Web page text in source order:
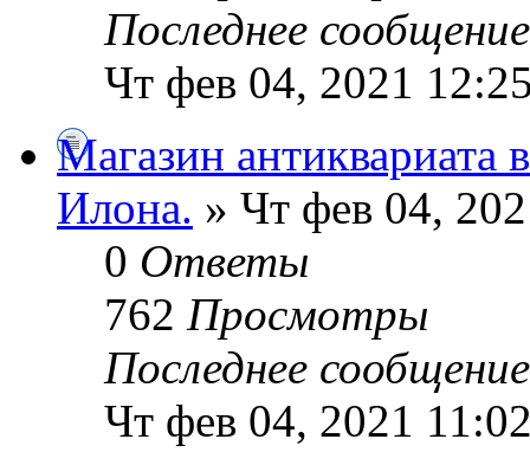
Последнее
Чт фев 04, 2021
Магазин антиквариата
Илoна. » Чт фев 04,
0 Ответы
762 Просмотры
Последнее
Чт фев 04, 2021